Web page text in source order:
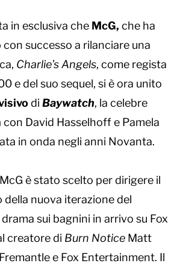
in esclusiva che McG, che ha
successo a rilanciare una
Charlie’s Angels, come regista
e del suo sequel, si è ora unito
di Baywatch, la celebre
David Hasselhoff e Pamela
in onda negli anni Novanta.
è stato scelto per dirigere il
della nuova iterazione del
sui bagnini in arrivo su Fox
creatore di Burn Notice Matt
e Fox Entertainment. Il